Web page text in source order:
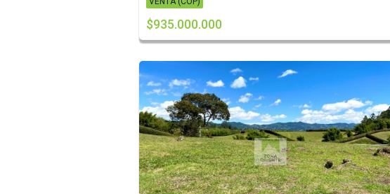
$935.000.000